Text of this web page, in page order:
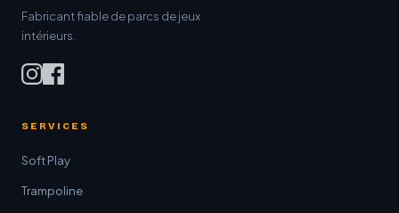
Fabricant fiable de parcs de jeux
intérieurs.
SERVICES
Soft Play
Trampoline